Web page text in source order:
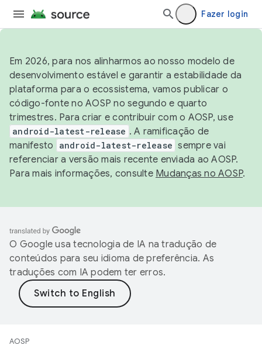
Fazer login
Em 2026, para nos alinharmos ao nosso modelo de
desenvolvimento estável e garantir a estabilidade da
plataforma para o ecossistema, vamos publicar o
código-fonte no AOSP no segundo e quarto
trimestres. Para criar e contribuir com o AOSP, use
android-latest-release . A ramificação de
manifesto
android-latest-release sempre vai
referenciar a versão mais recente enviada ao AOSP.
Para mais informações, consulte Mudanças no AOSP.
O Google usa tecnologia de IA na tradução de
conteúdos para seu idioma de preferência. As
traduções com IA podem ter erros.
AOSP